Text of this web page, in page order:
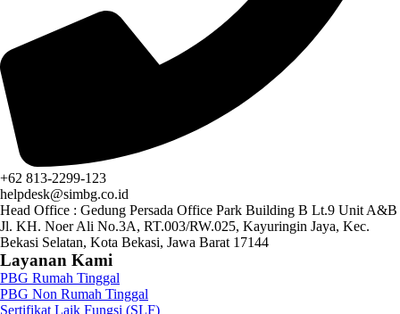
+62 813-2299-123
helpdesk@simbg.co.id
Head Office : Gedung Persada Office Park Building B Lt.9 Unit A&B
Jl. KH. Noer Ali No.3A, RT.003/RW.025, Kayuringin Jaya, Kec.
Bekasi Selatan, Kota Bekasi, Jawa Barat 17144
Layanan Kami
PBG Rumah Tinggal
PBG Non Rumah Tinggal
Sertifikat Laik Fungsi (SLF)